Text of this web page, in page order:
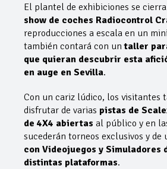
El plantel de exhibiciones se
show de coches Radiocontrol
reproducciones a escala en un
también contará con untaller
que quieran descubrir esta
en auge en Sevilla.
Con un cariz lúdico, los visitantes
disfrutar de varias pistas de
de 4X4 abiertas al público y en
sucederán torneos exclusivos y de
con Videojuegos y Simuladores
distintas plataformas.